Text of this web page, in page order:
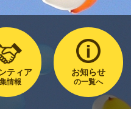
ティア
情報
お知らせ
の一覧へ